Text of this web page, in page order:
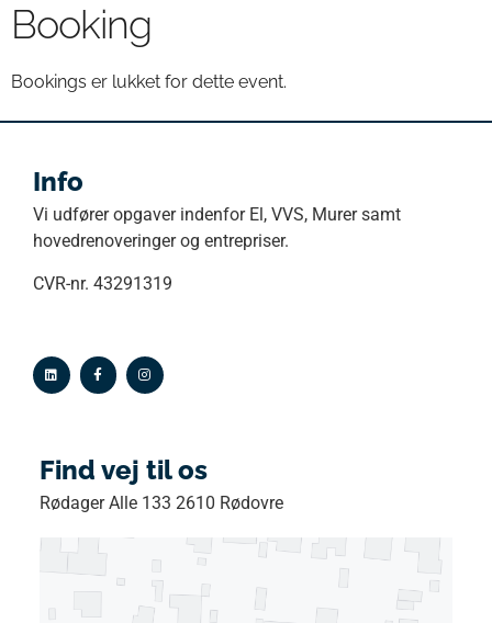
Booking
Bookings er lukket for dette event.
Info
Vi udfører opgaver indenfor El, VVS, Murer samt
hovedrenoveringer og entrepriser.
CVR-nr. 43291319
Find vej til os
Rødager Alle 133 2610 Rødovre